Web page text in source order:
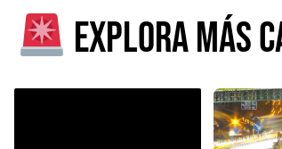
Explora más